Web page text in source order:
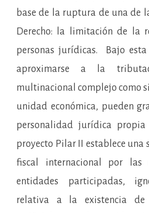
base de la ruptura de una de
Derecho: la limitación de la
personas jurídicas. Bajo
aproximarse a la
multinacional complejo como
unidad económica, pueden
personalidad jurídica propia
proyecto Pilar II establece una
fiscal internacional por las
entidades participadas,
relativa a la existencia de